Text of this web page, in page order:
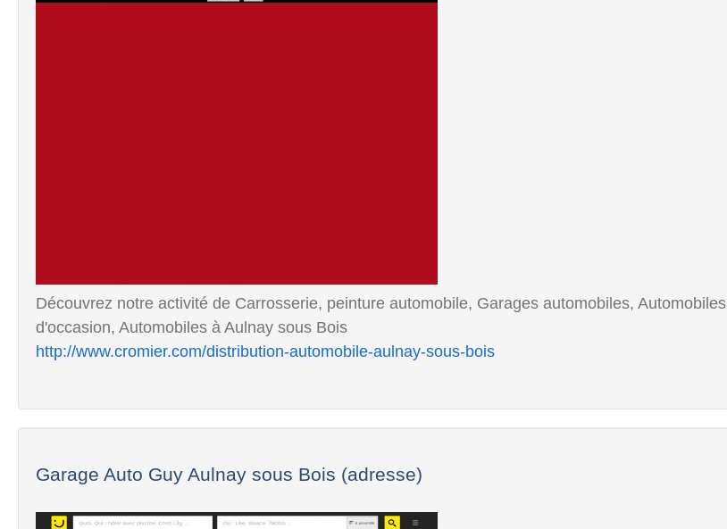
Découvrez notre activité de Carrosserie, peinture automobile, Garages automobiles, Automobiles
d'occasion, Automobiles à Aulnay sous Bois
http://www.cromier.com/distribution-automobile-aulnay-sous-bois
Garage Auto Guy Aulnay sous Bois (adresse)